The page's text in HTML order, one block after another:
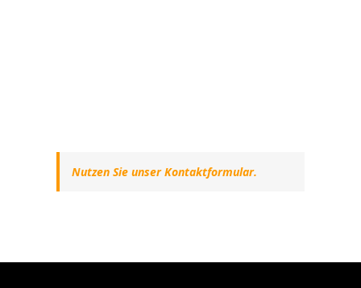
Nutzen Sie unser Kontaktformular.